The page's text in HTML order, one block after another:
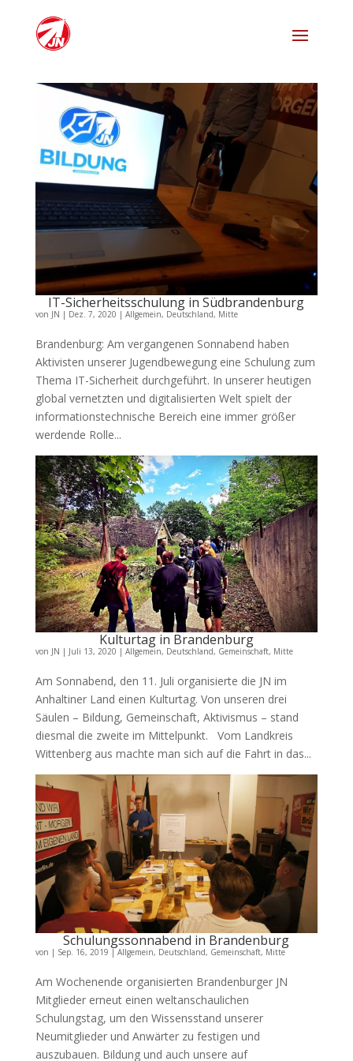
IT-Sicherheitsschulung in Südbrandenburg
von JN | Dez. 7, 2020 | Allgemein, Deutschland, Mitte
Brandenburg: Am vergangenen Sonnabend haben
Aktivisten unserer Jugendbewegung eine Schulung zum
Thema IT-Sicherheit durchgeführt. In unserer heutigen
global vernetzten und digitalisierten Welt spielt der
informationstechnische Bereich eine immer größer
werdende Rolle...
Kulturtag in Brandenburg
von JN | Juli 13, 2020 | Allgemein, Deutschland, Gemeinschaft, Mitte
Am Sonnabend, den 11. Juli organisierte die JN im
Anhaltiner Land einen Kulturtag. Von unseren drei
Säulen – Bildung, Gemeinschaft, Aktivismus – stand
diesmal die zweite im Mittelpunkt. Vom Landkreis
Wittenberg aus machte man sich auf die Fahrt in das...
Schulungssonnabend in Brandenburg
von | Sep. 16, 2019 | Allgemein, Deutschland, Gemeinschaft, Mitte
Am Wochenende organisierten Brandenburger JN
Mitglieder erneut einen weltanschaulichen
Schulungstag, um den Wissensstand unserer
Neumitglieder und Anwärter zu festigen und
auszubauen. Bildung und auch unsere auf